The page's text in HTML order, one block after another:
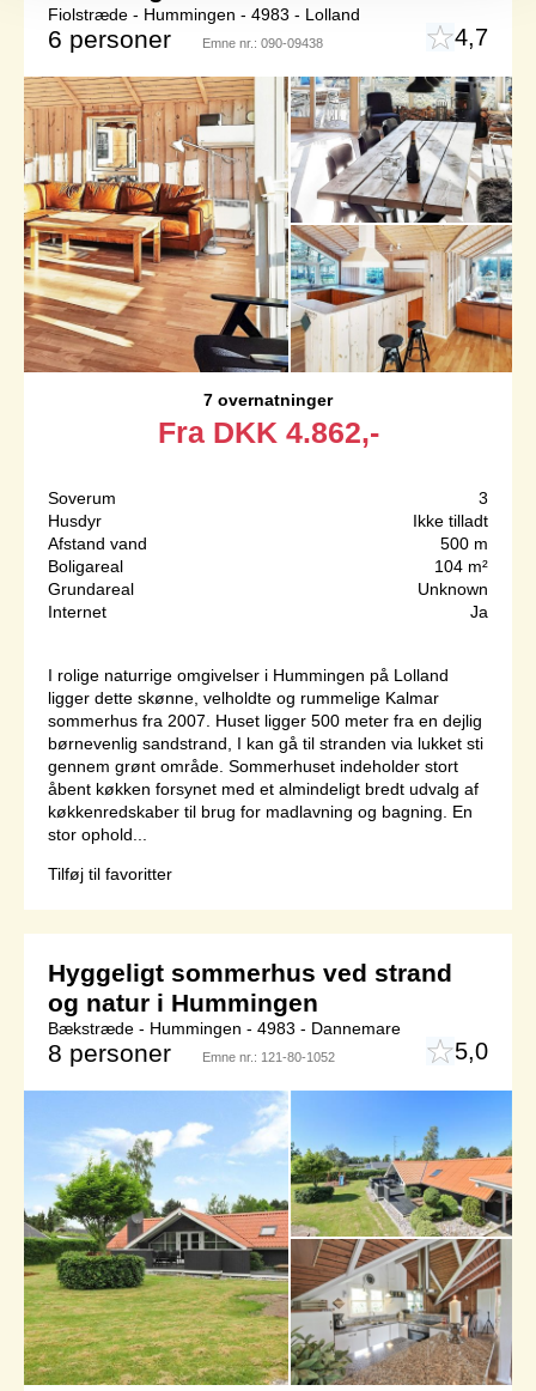
Fiolstræde - Hummingen - 4983 - Lolland
6 personer Emne nr.: 090-09438 4,7
7 overnatninger
Fra DKK 4.862,-
Soverum
3
Husdyr
Ikke tilladt
Afstand vand
500 m
Boligareal
104 m²
Grundareal
Unknown
Internet
Ja
I rolige naturrige omgivelser i Hummingen på Lolland
ligger dette skønne, velholdte og rummelige Kalmar
sommerhus fra 2007. Huset ligger 500 meter fra en dejlig
børnevenlig sandstrand, I kan gå til stranden via lukket sti
gennem grønt område. Sommerhuset indeholder stort
åbent køkken forsynet med et almindeligt bredt udvalg af
køkkenredskaber til brug for madlavning og bagning. En
stor ophold...
Tilføj til favoritter
Hyggeligt sommerhus ved strand
og natur i Hummingen
Bækstræde - Hummingen - 4983 - Dannemare
8 personer Emne nr.: 121-80-1052 5,0